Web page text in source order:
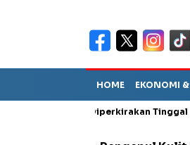
HOME EKONOMI
Sebut TPA Diperkirakan Tinggal